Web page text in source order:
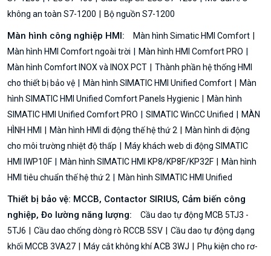
không an toàn S7-1200
Bộ nguồn S7-1200
Màn hình công nghiệp HMI:
Màn hình Simatic HMI Comfort
Màn hình HMI Comfort ngoài trời
Màn hình HMI Comfort PRO
Màn hình Comfort INOX và INOX PCT
Thành phần hệ thống HMI
cho thiết bị bảo vệ
Màn hình SIMATIC HMI Unified Comfort
Màn
hình SIMATIC HMI Unified Comfort Panels Hygienic
Màn hình
SIMATIC HMI Unified Comfort PRO
SIMATIC WinCC Unified
MÀN
HÌNH HMI
Màn hình HMI di động thế hệ thứ 2
Màn hình di động
cho môi trường nhiệt độ thấp
Máy khách web di động SIMATIC
HMI IWP10F
Màn hình SIMATIC HMI KP8/KP8F/KP32F
Màn hình
HMI tiêu chuẩn thế hệ thứ 2
Màn hình SIMATIC HMI Unified
Thiết bị bảo vệ: MCCB, Contactor SIRIUS, Cảm biến công
nghiệp, Đo lường năng lượng:
Cầu dao tự động MCB 5TJ3 -
5TJ6
Cầu dao chống dòng rò RCCB 5SV
Cầu dao tự động dạng
khối MCCB 3VA27
Máy cắt không khí ACB 3WJ
Phụ kiện cho rơ-